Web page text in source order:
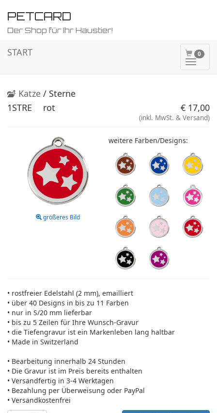
PETCARD
Der Shop für Ihr Haustier!
0
ein-/
START
Katze / Sterne
1STRE
rot € 17,00
(inkl. MwSt. & Versand)
größeres Bild
weitere Farben/Designs:
• rostfreier Edelstahl (2 mm), emailliert
• über 40 Designs in bis zu 11 Farben
• nur in S/20 mm lieferbar
• bis zu 5 Zeilen für Ihre Wunsch-Gravur
• die Tiefengravur ist ein Markenleben lang haltbar
• Made in Switzerland
• Bearbeitung innerhalb 24 Stunden
• Die Gravur ist im Preis bereits enthalten
• Versandfertig in 3-4 Werktagen
• Bezahlung per Überweisung oder PayPal
• Versandkostenfrei